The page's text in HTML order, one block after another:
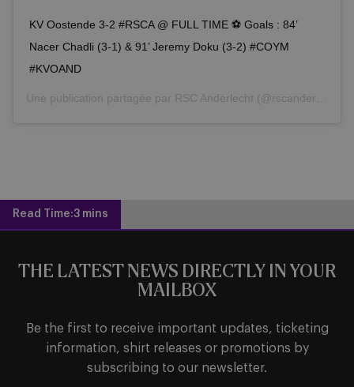
KV Oostende 3-2 #RSCA @ FULL TIME ⚽️ Goals : 84’
Nacer Chadli (3-1) & 91’ Jeremy Doku (3-2) #COYM
#KVOAND
Une publication partagée par RSC Anderlecht (@rscanderlecht) le
Read Time:3 mins
THE LATEST NEWS DIRECTLY IN YOUR
MAILBOX
Be the first to receive important updates, ticketing
information, shirt releases or promotions by
subscribing to our newsletter.